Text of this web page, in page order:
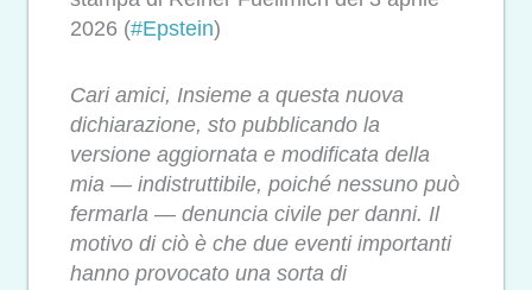
2026 (#Epstein)
Cari amici, Insieme a questa nuova
dichiarazione, sto pubblicando la
versione aggiornata e modificata della
mia — indistruttibile, poiché nessuno può
fermarla — denuncia civile per danni. Il
motivo di ciò è che due eventi importanti
hanno provocato una sorta di